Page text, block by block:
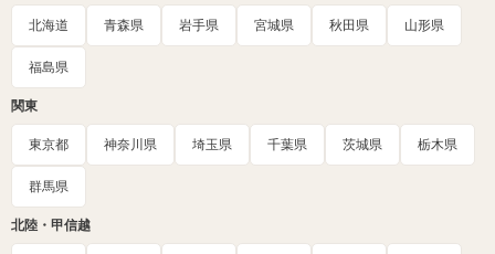
北海道 青森県 岩手県 宮城県 秋田県 山形県
福島県
関東
東京都 神奈川県 埼玉県 千葉県 茨城県 栃木県
群馬県
北陸・甲信越